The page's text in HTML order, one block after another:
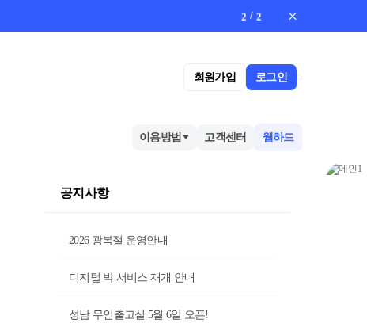
2 /2
회원가입 로그인
이용방법 고객센터 웹하드
공지사항
2026 광복절 운영안내
디지털 박 서비스 재개 안내
성남 무인출고실 5월 6일 오픈!